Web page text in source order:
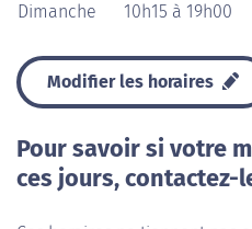
Dimanche
10h15 à 19h00
Modifier les horaires
Pour savoir si votre
ces jours, contactez-